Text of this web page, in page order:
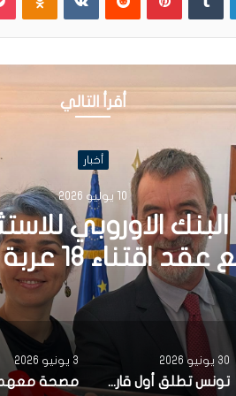
أقرأ التالي
أخبار
30 يونيو 2026
قارب صيد
الشمسية في
3 يونيو 2026
مصحة معهد البصر والشبكية بالبحيرة 1 تقوم باجراء اكثر من 50 عملية جراحية لازالة الماء الابيض مجانا لفائدة عدد من اهالي قفصة
19 مايو 2026